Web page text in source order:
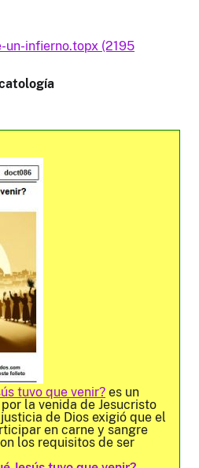
un-infierno.topx (2195
tuvo que venir? es un
la venida de Jesucristo
de Dios exigió que el
en carne y sangre
los requisitos de ser